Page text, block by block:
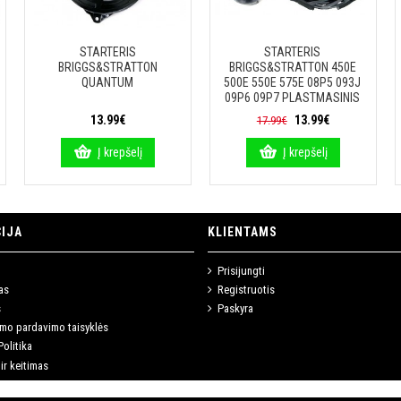
STARTERIS
BRIGGS&STRATTON
QUANTUM
13.99€
Į krepšelį
STARTERIS
BRIGGS&STRATTON 450E
500E 550E 575E 08P5 093J
09P6 09P7 PLASTMASINIS
17.99€ 13.99€
Į krepšelį
pardavimo taisyklės
keitimas
KLIENTAMS
Prisijungti
Registruotis
Paskyra